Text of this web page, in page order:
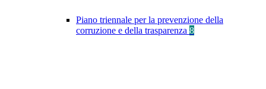
Piano triennale per la prevenzione della
corruzione e della trasparenza 8